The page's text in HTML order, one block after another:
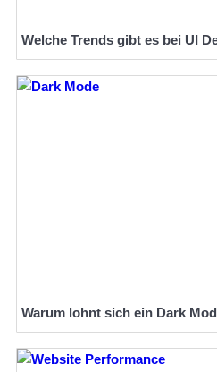
Welche Trends gibt es bei UI
Warum lohnt sich ein Dark